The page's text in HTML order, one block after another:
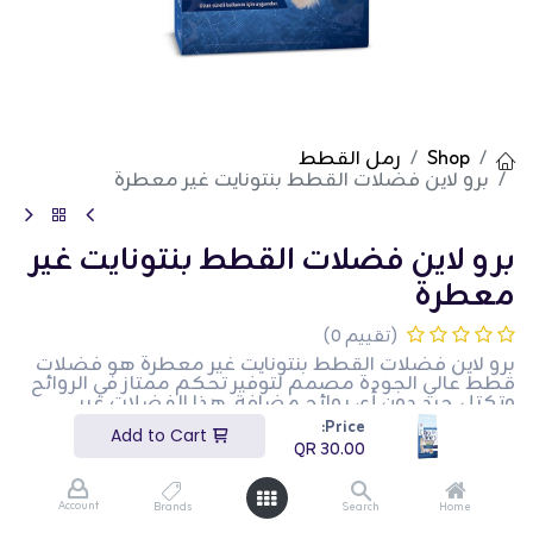
Price:
30.00
Home
Search
Brands
Account
Shop رمل القطط
برو لاين فضلات القطط بنتونايت غير معطرة
برو لاين فضلات القطط بنتونايت غير
معطرة
(تقييم 0)
برو لاين فضلات القطط بنتونايت غير معطرة هو فضلات
قطط عالي الجودة مصمم لتوفير تحكم ممتاز في الروائح
وتكتل جيد دون أي روائح مضافة. هذا الفضلات غير
المعطر مثالي للقطط وأصحابها الذين يفضلون خيارًا خاليًا
من الروائح. إنه مثالي للحفاظ على بيئة نظيفة ومريحة
لقطتك. هذا المنتج مثالي لأصحاب القطط الذين يبحثون
عن فضلات قطط فعالة وبدون روائح.
30.00
QR